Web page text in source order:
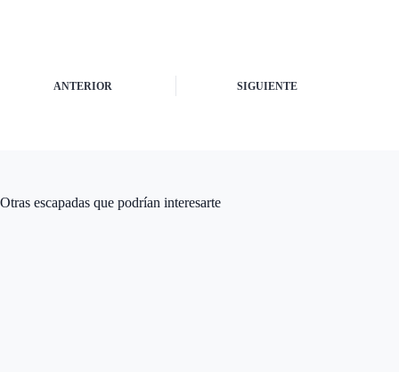
ANTERIOR SIGUIENTE
Otras escapadas que podrían interesarte